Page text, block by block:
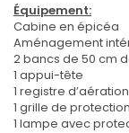
Équipement:
Cabine en épicéa
Aménagement
2 bancs de 50 cm
1 appui-tête
1 registre d’aération
1 grille de
1 lampe avec